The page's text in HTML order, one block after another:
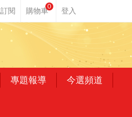
0
專題報導 今選頻道